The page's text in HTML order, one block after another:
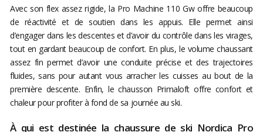
Avec son flex assez rigide, la Pro Machine 110 Gw offre beaucoup
de réactivité et de soutien dans les appuis. Elle permet ainsi
d’engager dans les descentes et d’avoir du contrôle dans les virages,
tout en gardant beaucoup de confort. En plus, le volume chaussant
assez fin permet d’avoir une conduite précise et des trajectoires
fluides, sans pour autant vous arracher les cuisses au bout de la
première descente. Enfin, le chausson Primaloft offre confort et
chaleur pour profiter à fond de sa journée au ski.
À qui est destinée la chaussure de ski Nordica Pro